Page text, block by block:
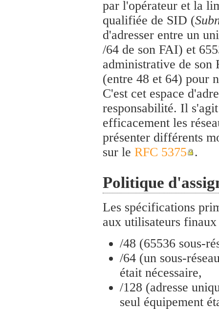
par l'opérateur et la
qualifiée de SID (
d'adresser entre un
/64 de son FAI) et
administrative de son
(entre 48 et 64) pour
C'est cet espace
responsabilité. Il
efficacement les
présenter différents
sur le RFC 5375 .
Politique
Les spécifications
aux utilisateurs
/48 (65536 sous-
/64 (un sous-
était nécessaire,
/128 (adresse
seul équipement